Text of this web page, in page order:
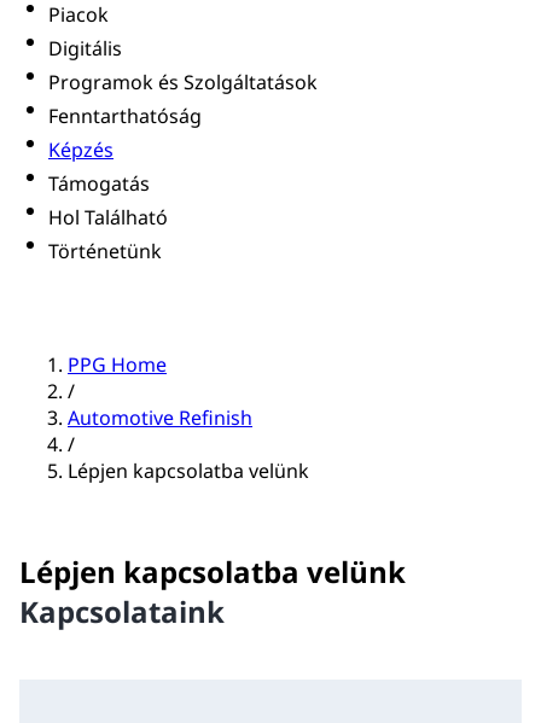
Piacok
Digitális
Programok és Szolgáltatások
Fenntarthatóság
Képzés
Támogatás
Hol Található
Történetünk
PPG Home
/
Automotive Refinish
/
Lépjen kapcsolatba velünk
Lépjen kapcsolatba velünk
Kapcsolataink